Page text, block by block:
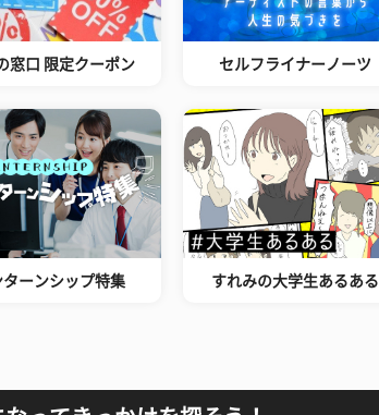
窓口 限定クーポン セルフライナーノーツ
ターンシップ特集 すれみの大学生あるある